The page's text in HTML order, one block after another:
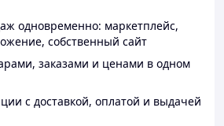
одновременно: маркетплейс,
собственный сайт
заказами и ценами в одном
с доставкой, оплатой и выдачей